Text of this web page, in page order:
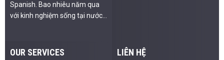
Spanish. Bao nhiêu năm qua
với kinh nghiệm sống tại nước...
OUR SERVICES LIÊN HỆ